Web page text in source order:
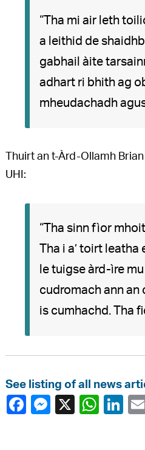
“Tha mi air leth
a leithid de
gabhail àite
adhart ri bhith ag
mheudachadh
Thuirt an t-Àrd-Ollamh
UHI:
“Tha sinn fìor
Tha i a’ toirt
le tuigse àrd-ìre
cudromach ann an
is cumhachd. Tha
See listing of all news